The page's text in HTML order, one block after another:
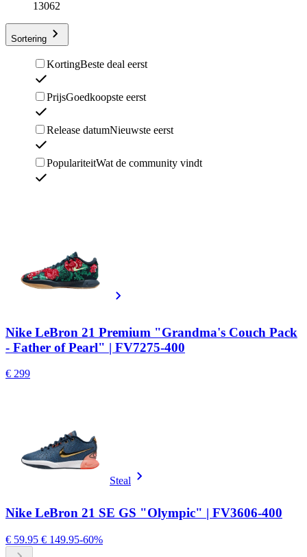
13062
Sortering
KortingBeste deal eerst
PrijsGoedkoopste eerst
Release datumNieuwste eerst
PopulariteitWat de community vindt
Nike LeBron 21 Premium "Grandma's Couch Pack
- Father of Pearl" | FV7275-400
€ 299
Steal
Nike LeBron 21 SE GS "Olympic" | FV3606-400
€ 59.95 € 149.95-60%